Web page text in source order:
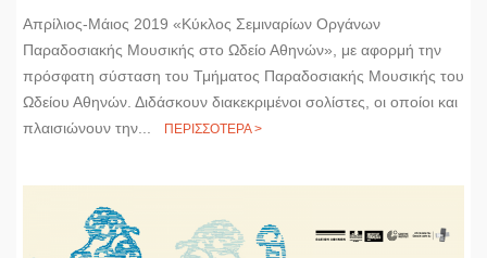
Απρίλιος-Μάιος 2019 «Κύκλος Σεμιναρίων Οργάνων
Παραδοσιακής Μουσικής στο Ωδείο Αθηνών», με αφορμή την
πρόσφατη σύσταση του Τμήματος Παραδοσιακής Μουσικής του
Ωδείου Αθηνών. Διδάσκουν διακεκριμένοι σολίστες, οι οποίοι και
πλαισιώνουν την...
ΠΕΡΙΣΣΟΤΕΡΑ >